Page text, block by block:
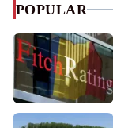
POPULAR